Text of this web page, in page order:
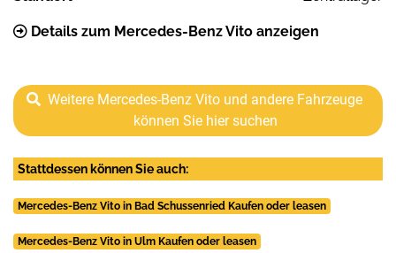
Details zum Mercedes-Benz Vito anzeigen
Weitere Mercedes-Benz Vito und andere Fahrzeuge
können Sie hier suchen
Stattdessen können Sie auch:
Mercedes-Benz Vito in Bad Schussenried Kaufen oder leasen
Mercedes-Benz Vito in Ulm Kaufen oder leasen